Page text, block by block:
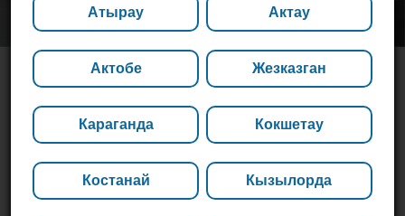
СПЛАВЫ
МЕТАЛЛОВ
Атырау Актау
Актобе Жезказган
Караганда Кокшетау
Костанай Кызылорда